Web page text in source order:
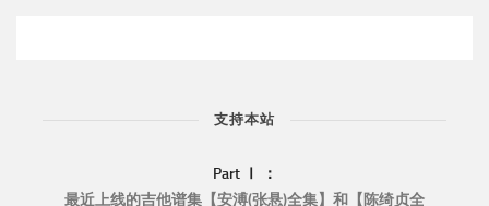
支持本站
Part Ⅰ ：
最近上线的吉他谱集【安溥(张悬)全集】和【陈绮贞全